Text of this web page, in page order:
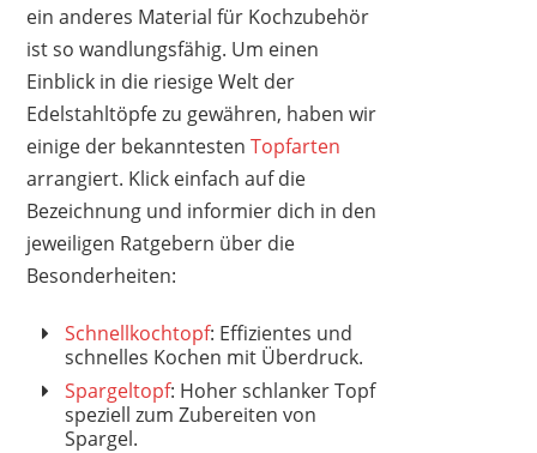
ein anderes Material für Kochzubehör
ist so wandlungsfähig. Um einen
Einblick in die riesige Welt der
Edelstahltöpfe zu gewähren, haben wir
einige der bekanntestenTopfarten
arrangiert. Klick einfach auf die
Bezeichnung und informier dich in den
jeweiligen Ratgebern über die
Besonderheiten:
Schnellkochtopf: Effizientes und
schnelles Kochen mit Überdruck.
Spargeltopf: Hoher schlanker Topf
speziell zum Zubereiten von
Spargel.